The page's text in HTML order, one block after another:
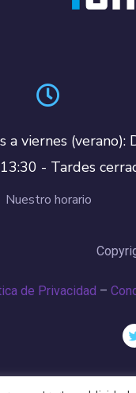
a viernes (verano):
- Tardes
Nuestro horario
de Privacidad –